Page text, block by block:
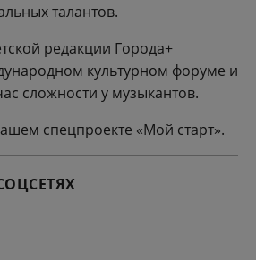
талантов.
редакции Города+
культурном форуме и
сложности у музыкантов.
спецпроекте «Мой старт».